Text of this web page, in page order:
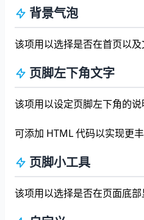
背景气泡
该项用以选择是否在首页以
页脚左下角文字
该项用以设定页脚左下角的
可添加 HTML 代码以实现更
页脚小工具
该项用以选择是否在页面底部